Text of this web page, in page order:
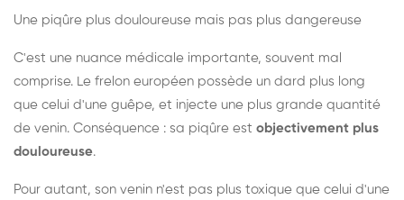
Une piqûre plus douloureuse mais pas plus dangereuse
C'est une nuance médicale importante, souvent mal
comprise. Le frelon européen possède un dard plus long
que celui d'une guêpe, et injecte une plus grande quantité
de venin. Conséquence : sa piqûre est objectivement plus
douloureuse.
Pour autant, son venin n'est pas plus toxique que celui d'une